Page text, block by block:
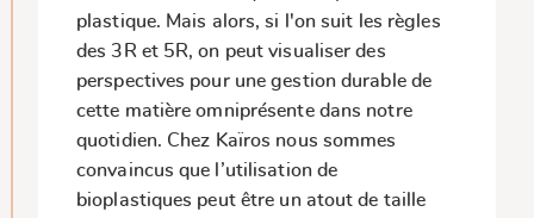
plastique. Mais alors, si l'on suit les règles
des 3R et 5R, on peut visualiser des
perspectives pour une gestion durable de
cette matière omniprésente dans notre
quotidien. Chez Kaïros nous sommes
convaincus que l’utilisation de
bioplastiques peut être un atout de taille